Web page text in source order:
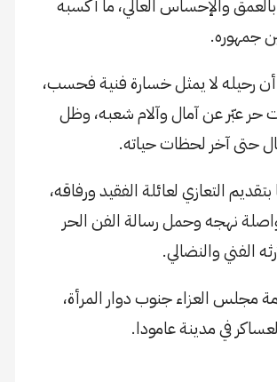
والإحساس العالي، ما أكسبه
جمهوره.
رحيله لا يمثل خسارة فنية فحسب،
حر عبّر عن آمال وآلام شعبه، وظل
حتى آخر لحظات حياته.
التعازي لعائلة الفقيد ورفاقه،
نهجه وحمل رسالة الفن الحر
الفني والنضالي.
مجلس العزاء جنوب دوار المرأة،
في مدينة عامودا.